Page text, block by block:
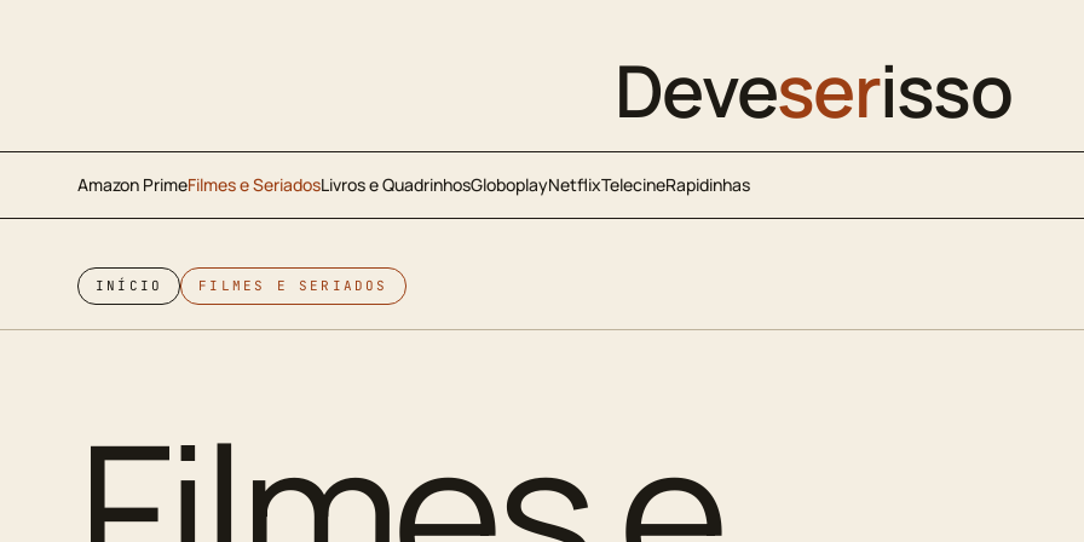
Deveserisso
Amazon PrimeFilmes e SeriadosLivros e QuadrinhosGloboplayNetflixTelecineRapidinhas
INÍCIO FILMES E SERIADOS